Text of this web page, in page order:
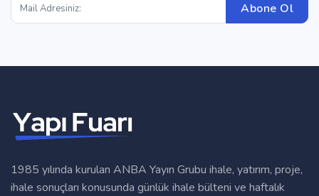
Abone Ol
1985 yılında kurulan ANBA Yayın Grubu ihale, yatırım, proje,
ihale sonuçları konusunda günlük ihale bülteni ve haftalık